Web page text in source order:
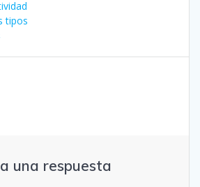
tipos
una respuesta